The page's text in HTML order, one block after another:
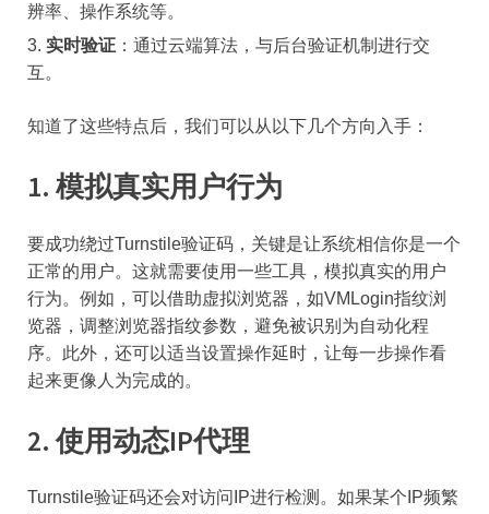
辨率、操作系统等。
实时验证 ：通过云端算法，与后台验证机制进行交
互。
知道了这些特点后，我们可以从以下几个方向入手：
1. 模拟真实用户行为
要成功绕过Turnstile验证码，关键是让系统相信你是一个
正常的用户。这就需要使用一些工具，模拟真实的用户
行为。例如，可以借助虚拟浏览器，如VMLogin指纹浏
览器，调整浏览器指纹参数，避免被识别为自动化程
序。此外，还可以适当设置操作延时，让每一步操作看
起来更像人为完成的。
2. 使用动态IP代理
Turnstile验证码还会对访问IP进行检测。如果某个IP频繁